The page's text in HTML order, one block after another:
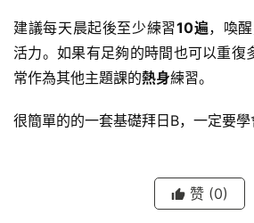
建議每天晨起後至少練習10遍，喚
活力。如果有足夠的時間也可以重復
常作為其他主題課的熱身練習。
很簡單的的一套基礎拜日B，一定要學
赞 (0)